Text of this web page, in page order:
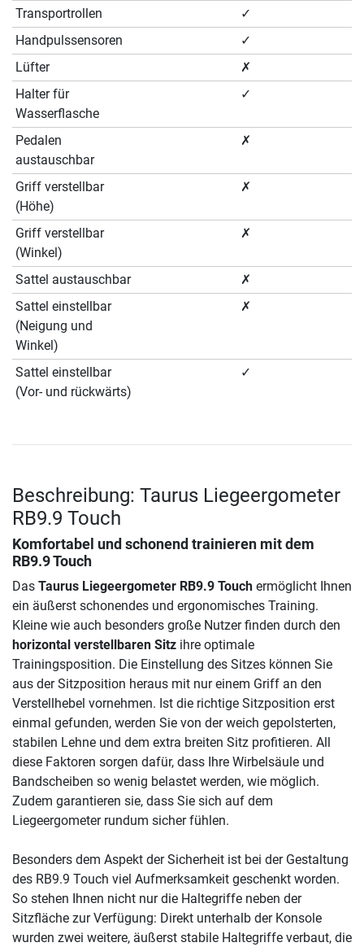
Transportrollen
✓
Handpulssensoren
✓
Lüfter
✗
Halter für
Wasserflasche
✓
Pedalen
austauschbar
✗
Griff verstellbar
(Höhe)
✗
Griff verstellbar
(Winkel)
✗
Sattel austauschbar
✗
Sattel einstellbar
(Neigung und
Winkel)
✗
Sattel einstellbar
(Vor- und rückwärts)
✓
Beschreibung: Taurus Liegeergometer
RB9.9 Touch
Komfortabel und schonend trainieren mit dem
RB9.9 Touch
Das Taurus Liegeergometer RB9.9 Touch ermöglicht Ihnen
ein äußerst schonendes und ergonomisches Training.
Kleine wie auch besonders große Nutzer finden durch den
horizontal verstellbaren Sitz ihre optimale
Trainingsposition. Die Einstellung des Sitzes können Sie
aus der Sitzposition heraus mit nur einem Griff an den
Verstellhebel vornehmen. Ist die richtige Sitzposition erst
einmal gefunden, werden Sie von der weich gepolsterten,
stabilen Lehne und dem extra breiten Sitz profitieren. All
diese Faktoren sorgen dafür, dass Ihre Wirbelsäule und
Bandscheiben so wenig belastet werden, wie möglich.
Zudem garantieren sie, dass Sie sich auf dem
Liegeergometer rundum sicher fühlen.
Besonders dem Aspekt der Sicherheit ist bei der Gestaltung
des RB9.9 Touch viel Aufmerksamkeit geschenkt worden.
So stehen Ihnen nicht nur die Haltegriffe neben der
Sitzfläche zur Verfügung: Direkt unterhalb der Konsole
wurden zwei weitere, äußerst stabile Haltegriffe verbaut, die